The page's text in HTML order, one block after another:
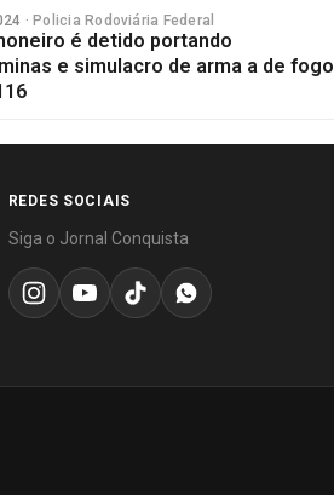
· Policia Rodoviária Federal
é detido portando
e simulacro de arma a de fogo
REDES SOCIAIS
Siga o Jornal Conquista